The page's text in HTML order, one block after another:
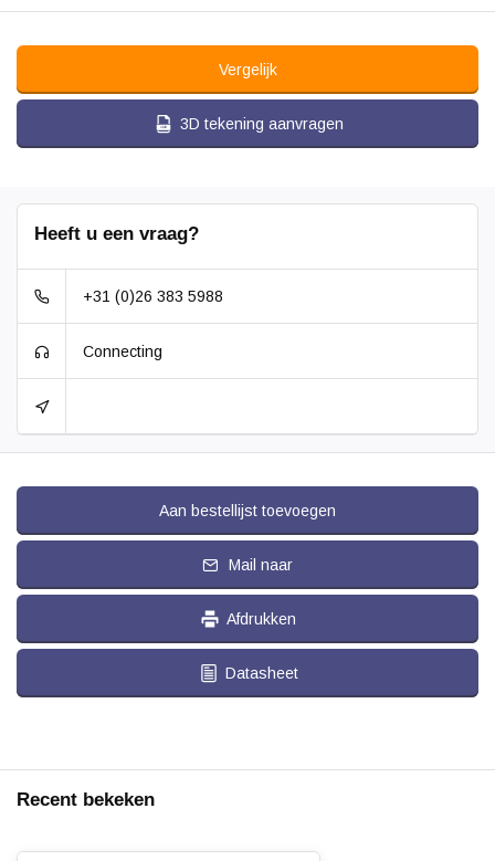
Vergelijk
3D tekening aanvragen
Heeft u een vraag?
+31 (0)26 383 5988
Connecting
Aan bestellijst toevoegen
Mail naar
Afdrukken
Datasheet
Recent bekeken